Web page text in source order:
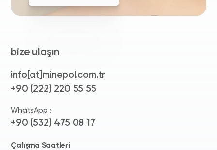
bize ulaşın
info[at]minepol.com.tr
+90 (222) 220 55 55
WhatsApp :
+90 (532) 475 08 17
Çalışma Saatleri